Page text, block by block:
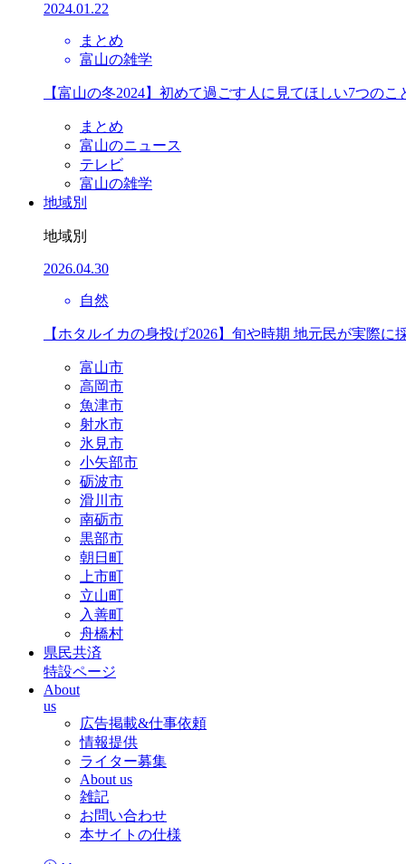
2024.01.22
まとめ
富山の雑学
【富山の冬2024】初めて過ごす人に見てほしい7つのこ
まとめ
富山のニュース
テレビ
富山の雑学
地域別
地域別
2026.04.30
自然
【ホタルイカの身投げ2026】旬や時期 地元民が実際に
富山市
高岡市
魚津市
射水市
氷見市
小矢部市
砺波市
滑川市
南砺市
黒部市
朝日町
上市町
立山町
入善町
舟橋村
県民共済
特設ページ
About
us
広告掲載&仕事依頼
情報提供
ライター募集
About us
雑記
お問い合わせ
本サイトの仕様